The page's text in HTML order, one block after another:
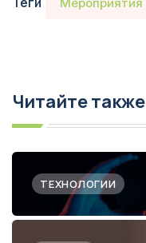
Читайте также
ТЕХНОЛОГИИ